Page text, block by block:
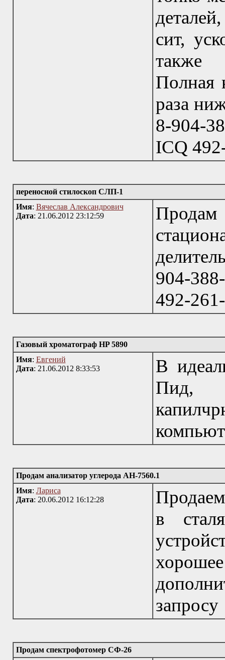
сит,
также
Полная
раза
8-904-
ICQ
переносной стилоскоп СЛП-1
Имя: Вячеслав Александрович
Дата: 21.06.2012 23:12:59
Продам
904-
492-
Газовый хроматограф HP 5890
Имя: Евгений
Дата: 21.06.2012 8:33:53
В
Пид,
Продам анализатор углерода АН-7560.1
Имя: Лариса
Дата: 20.06.2012 16:12:28
в
запросу
Продам спектрофотомер СФ-26